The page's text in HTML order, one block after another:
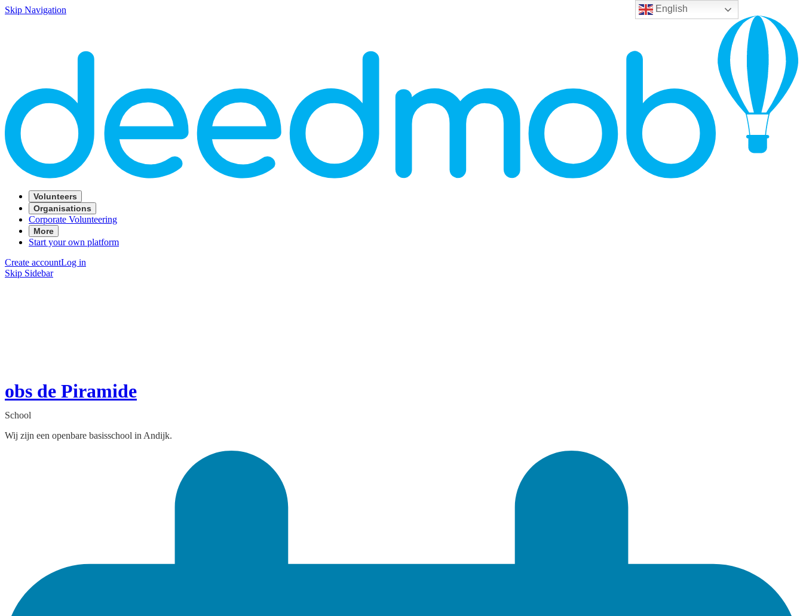
English
Skip Navigation
Volunteers
Organisations
Corporate Volunteering
More
Start your own platform
Create accountLog in
Skip Sidebar
obs de Piramide
School
Wij zijn een openbare basisschool in Andijk.